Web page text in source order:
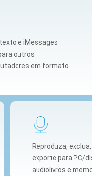
e iMessages
outros
em formato
Reproduza,
exporte para PC/
audiolivros e